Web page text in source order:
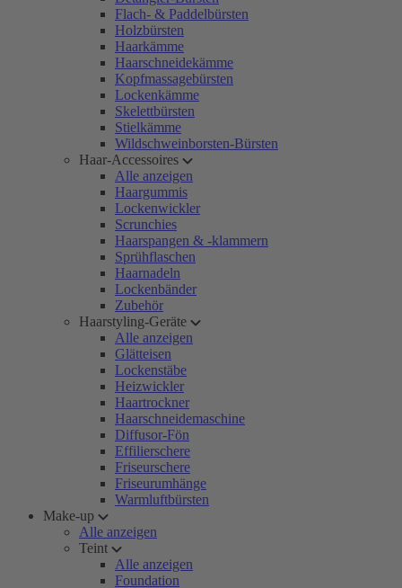
Flach- & Paddelbürsten
Holzbürsten
Haarkämme
Haarschneidekämme
Kopfmassagebürsten
Lockenkämme
Skelettbürsten
Stielkämme
Wildschweinborsten-Bürsten
Haar-Accessoires
Alle anzeigen
Haargummis
Lockenwickler
Scrunchies
Haarspangen & -klammern
Sprühflaschen
Haarnadeln
Lockenbänder
Zubehör
Haarstyling-Geräte
Alle anzeigen
Glätteisen
Lockenstäbe
Heizwickler
Haartrockner
Haarschneidemaschine
Diffusor-Fön
Effilierschere
Friseurschere
Friseurumhänge
Warmluftbürsten
Make-up
Alle anzeigen
Teint
Alle anzeigen
Foundation